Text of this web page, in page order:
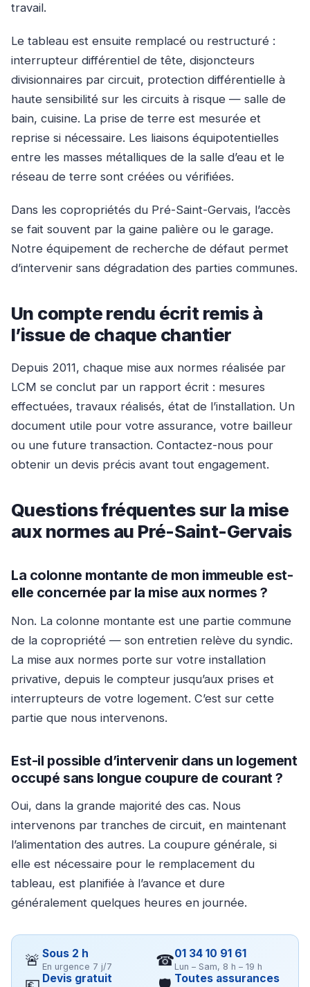
travail.
Le tableau est ensuite remplacé ou restructuré :
interrupteur différentiel de tête, disjoncteurs
divisionnaires par circuit, protection différentielle à
haute sensibilité sur les circuits à risque — salle de
bain, cuisine. La prise de terre est mesurée et
reprise si nécessaire. Les liaisons équipotentielles
entre les masses métalliques de la salle d’eau et le
réseau de terre sont créées ou vérifiées.
Dans les copropriétés du Pré-Saint-Gervais, l’accès
se fait souvent par la gaine palière ou le garage.
Notre équipement de recherche de défaut permet
d’intervenir sans dégradation des parties communes.
Un compte rendu écrit remis à
l’issue de chaque chantier
Depuis 2011, chaque mise aux normes réalisée par
LCM se conclut par un rapport écrit : mesures
effectuées, travaux réalisés, état de l’installation. Un
document utile pour votre assurance, votre bailleur
ou une future transaction. Contactez-nous pour
obtenir un devis précis avant tout engagement.
Questions fréquentes sur la mise
aux normes au Pré-Saint-Gervais
La colonne montante de mon immeuble est-
elle concernée par la mise aux normes ?
Non. La colonne montante est une partie commune
de la copropriété — son entretien relève du syndic.
La mise aux normes porte sur votre installation
privative, depuis le compteur jusqu’aux prises et
interrupteurs de votre logement. C’est sur cette
partie que nous intervenons.
Est-il possible d’intervenir dans un logement
occupé sans longue coupure de courant ?
Oui, dans la grande majorité des cas. Nous
intervenons par tranches de circuit, en maintenant
l’alimentation des autres. La coupure générale, si
elle est nécessaire pour le remplacement du
tableau, est planifiée à l’avance et dure
généralement quelques heures en journée.
🚨 Sous 2 h
En urgence 7 j/7 ☎01 34 10 91 61
Lun – Sam, 8 h – 19 h
Devis gratuit Toutes assurances